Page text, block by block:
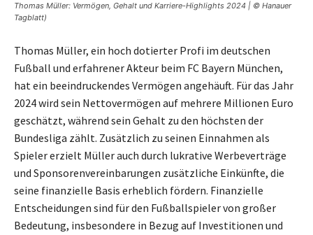
Thomas Müller: Vermögen, Gehalt und Karriere-Highlights 2024 | © Hanauer
Tagblatt)
Thomas Müller, ein hoch dotierter Profi im deutschen
Fußball und erfahrener Akteur beim FC Bayern München,
hat ein beeindruckendes Vermögen angehäuft. Für das Jahr
2024 wird sein Nettovermögen auf mehrere Millionen Euro
geschätzt, während sein Gehalt zu den höchsten der
Bundesliga zählt. Zusätzlich zu seinen Einnahmen als
Spieler erzielt Müller auch durch lukrative Werbeverträge
und Sponsorenvereinbarungen zusätzliche Einkünfte, die
seine finanzielle Basis erheblich fördern. Finanzielle
Entscheidungen sind für den Fußballspieler von großer
Bedeutung, insbesondere in Bezug auf Investitionen und